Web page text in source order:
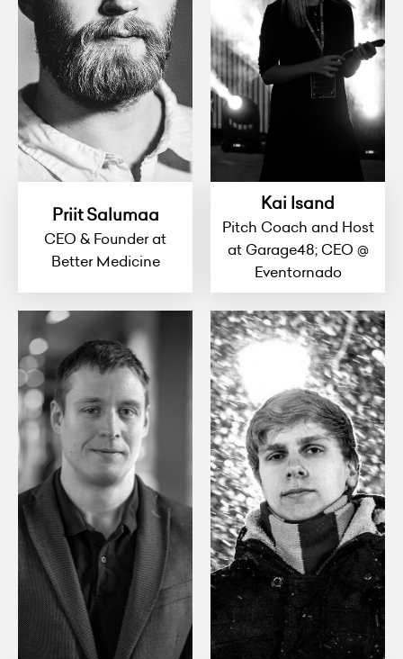
Priit Salumaa
CEO & Founder at
Better Medicine
Kai Isand
Pitch Coach and Host
at Garage48; CEO @
Eventornado